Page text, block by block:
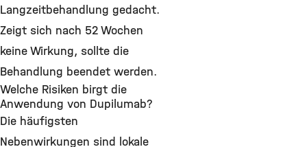
Langzeitbehandlung gedacht.
Zeigt sich nach 52 Wochen
keine Wirkung, sollte die
Behandlung beendet werden.
Welche Risiken birgt die
Anwendung von Dupilumab?
Die häufigsten
Nebenwirkungen sind lokale